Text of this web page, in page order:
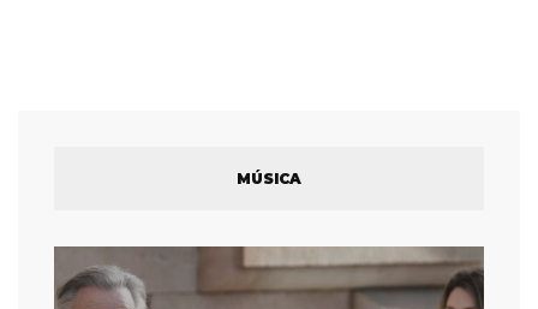
MÚSICA